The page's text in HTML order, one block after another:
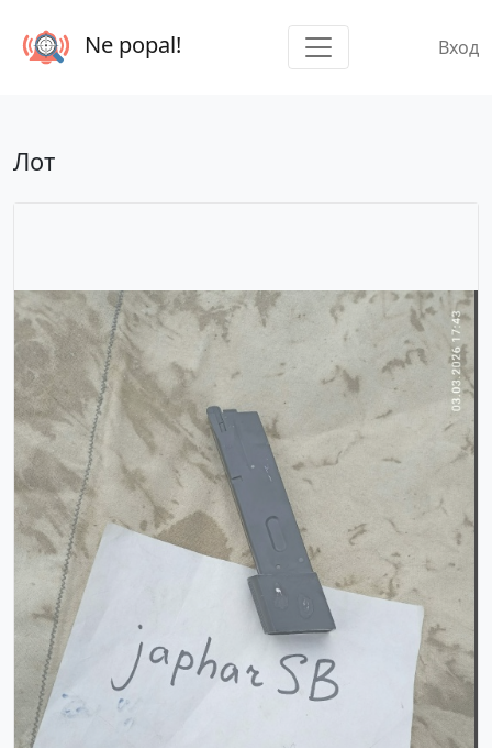
Ne popal! Вход
Лот